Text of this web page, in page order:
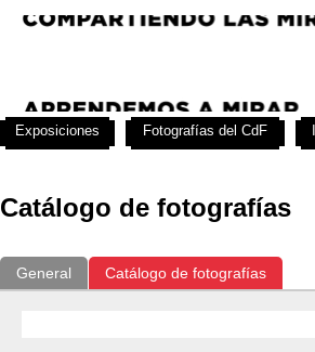
Catálogo de fotografías
General Catálogo de fotografías
Exposiciones Fotografías del CdF